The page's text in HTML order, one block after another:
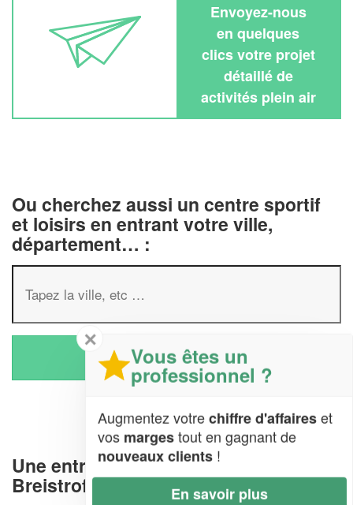
Envoyez-nous
en quelques
clics votre projet
détaillé de
activités plein air
Ou cherchez aussi un centre sportif
et loisirs en entrant votre ville,
département… :
Une entreprise de activités plein air à
Breistroff-la-Grande (57570)
✕
Vous êtes un
professionnel ?
Augmentez votrechiffre d'affaireset
vos margestout en gagnant de
nouveaux clients !
En savoir plus